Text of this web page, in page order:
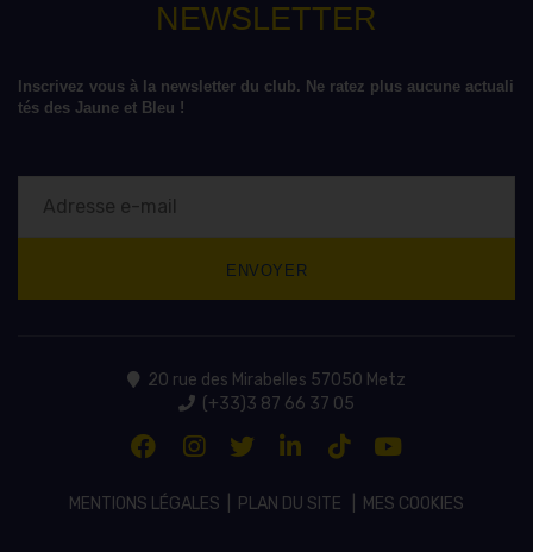
NEWSLETTER
Inscrivez vous à la newsletter du club. Ne ratez plus aucune actuali
tés des Jaune et Bleu !
20 rue des Mirabelles 57050 Metz
(+33)3 87 66 37 05
MENTIONS LÉGALES PLAN DU SITE MES COOKIES